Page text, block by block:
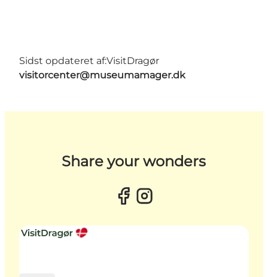
Sidst opdateret af:VisitDragør
visitorcenter@museumamager.dk
Share your wonders